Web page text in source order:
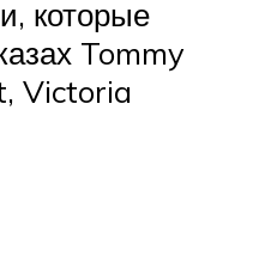
которые
Tommy
Victoria